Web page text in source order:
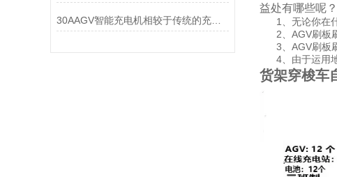
30AAGV智能充电机相较于传统的充电设备，优势有哪些？
益处有哪些呢？
1、无论你在什
2、AGV刷板刷
3、AGV刷板刷
4、由于运用地
货架穿梭车